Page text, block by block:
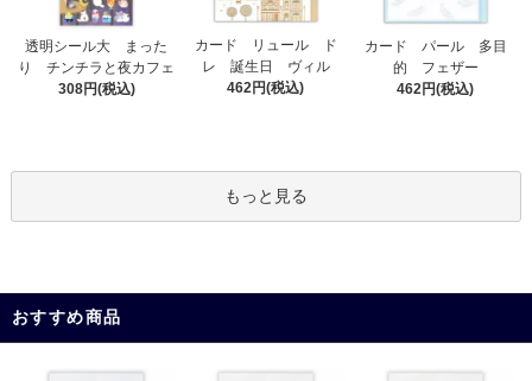
透明シール大 まった
り チンチラと夜カフェ
308円(税込)
カード リュール ド
レ 誕生日 ヴィル
462円(税込)
カード パール 多目
的 フェザー
462円(税込)
もっと見る
おすすめ商品